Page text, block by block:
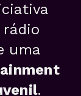
uma
.